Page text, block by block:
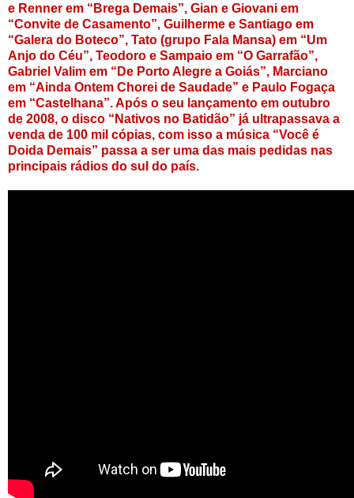
e Renner em “Brega Demais”, Gian e Giovani em
“Convite de Casamento”, Guilherme e Santiago em
“Galera do Boteco”, Tato (grupo Fala Mansa) em “Um
Anjo do Céu”, Teodoro e Sampaio em “O Garrafão”,
Gabriel Valim em “De Porto Alegre a Goiás”, Marciano
em “Ainda Ontem Chorei de Saudade” e Paulo Fogaça
em “Castelhana”. Após o seu lançamento em outubro
de 2008, o disco “Nativos no Batidão” já ultrapassava a
venda de 100 mil cópias, com isso a música “Você é
Doida Demais” passa a ser uma das mais pedidas nas
principais rádios do sul do país.